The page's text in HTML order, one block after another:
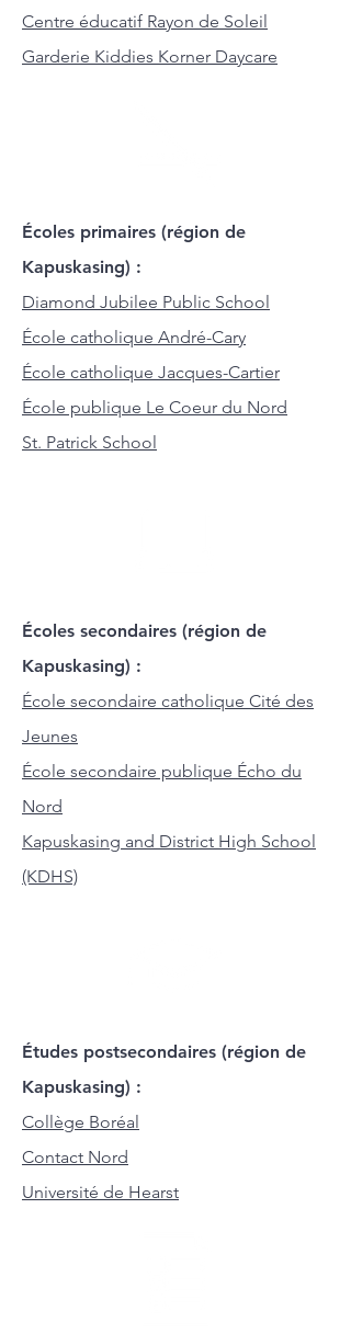
Centre éducatif Rayon de Soleil
Garderie Kiddies Korner Daycare
Écoles primaires (région de
Kapuskasing) :
Diamond Jubilee Public School
École catholique André-Cary
École catholique Jacques-Cartier
École publique Le Coeur du Nord
St. Patrick School
Écoles secondaires (région de
Kapuskasing) :
École secondaire catholique Cité des
Jeunes
École secondaire publique Écho du
Nord
Kapuskasing and District High School
(KDHS)
Études postsecondaires (région de
Kapuskasing) :
Collège Boréal
Contact Nord
Université de Hearst